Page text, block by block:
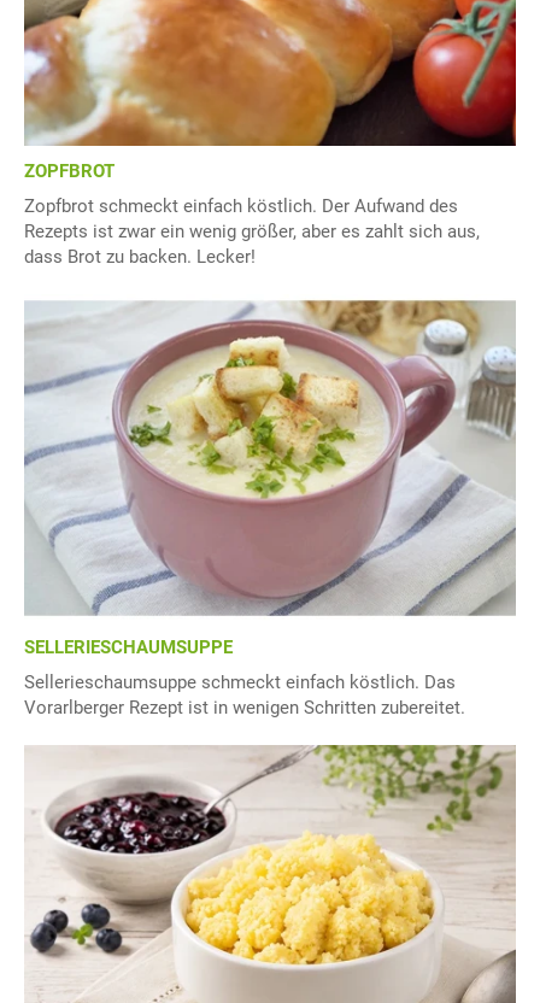
ZOPFBROT
Zopfbrot schmeckt einfach köstlich. Der Aufwand des
Rezepts ist zwar ein wenig größer, aber es zahlt sich aus,
dass Brot zu backen. Lecker!
SELLERIESCHAUMSUPPE
Sellerieschaumsuppe schmeckt einfach köstlich. Das
Vorarlberger Rezept ist in wenigen Schritten zubereitet.